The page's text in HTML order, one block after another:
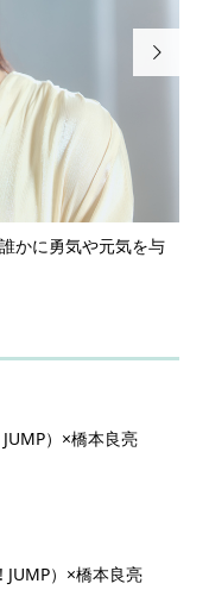
かに勇気や元気を与

）×橋本良亮
）×橋本良亮